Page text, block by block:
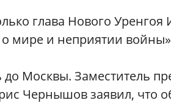
глава Нового Уренгоя
мире и неприятии
Москвы. Заместитель
Чернышов заявил, что